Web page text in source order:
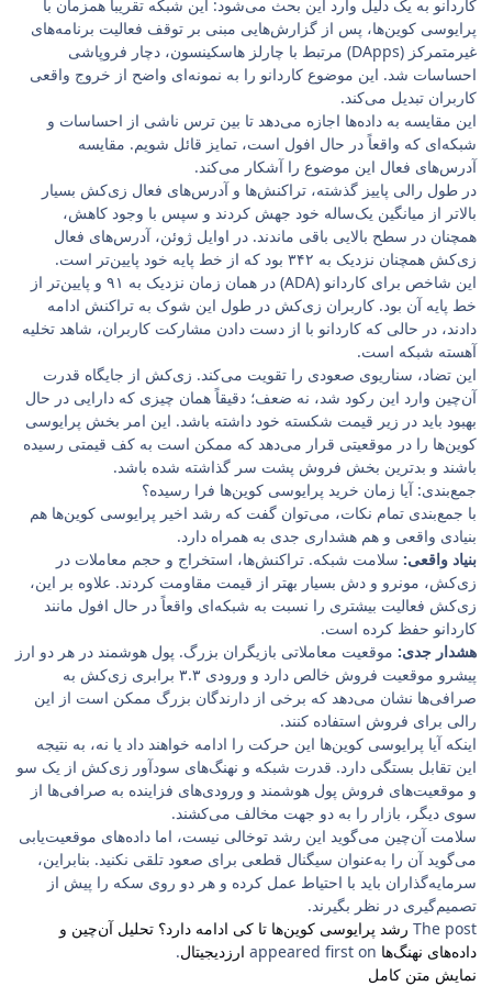
کاردانو به یک دلیل وارد این بحث می‌شود: این شبکه تقریباً همزمان با
پرایوسی کوین‌ها، پس از گزارش‌هایی مبنی بر توقف فعالیت برنامه‌های
غیرمتمرکز (DApps) مرتبط با چارلز هاسکینسون، دچار فروپاشی
احساسات شد. این موضوع کاردانو را به نمونه‌ای واضح از خروج واقعی
کاربران تبدیل می‌کند.
این مقایسه به داده‌ها اجازه می‌دهد تا بین ترس ناشی از احساسات و
شبکه‌ای که واقعاً در حال افول است، تمایز قائل شویم. مقایسه
آدرس‌های فعال این موضوع را آشکار می‌کند.
در طول رالی پاییز گذشته، تراکنش‌ها و آدرس‌های فعال زی‌کش بسیار
بالاتر از میانگین یک‌ساله خود جهش کردند و سپس با وجود کاهش،
همچنان در سطح بالایی باقی ماندند. در اوایل ژوئن، آدرس‌های فعال
زی‌کش همچنان نزدیک به ۳۴۲ بود که از خط پایه خود پایین‌تر است.
این شاخص برای کاردانو (ADA) در همان زمان نزدیک به ۹۱ و پایین‌تر از
خط پایه آن بود. کاربران زی‌کش در طول این شوک به تراکنش ادامه
دادند، در حالی که کاردانو با از دست دادن مشارکت کاربران، شاهد تخلیه
آهسته شبکه است.
این تضاد، سناریوی صعودی را تقویت می‌کند. زی‌کش از جایگاه قدرت
آن‌چین وارد این رکود شد، نه ضعف؛ دقیقاً همان چیزی که دارایی در حال
بهبود باید در زیر قیمت شکسته خود داشته باشد. این امر بخش پرایوسی
کوین‌ها را در موقعیتی قرار می‌دهد که ممکن است به کف قیمتی رسیده
باشند و بدترین بخش فروش پشت سر گذاشته شده باشد.
جمع‌بندی: آیا زمان خرید پرایوسی کوین‌ها فرا رسیده؟
با جمع‌بندی تمام نکات، می‌توان گفت که رشد اخیر پرایوسی کوین‌ها هم
بنیادی واقعی و هم هشداری جدی به همراه دارد.
بنیاد واقعی: سلامت شبکه. تراکنش‌ها، استخراج و حجم معاملات در
زی‌کش، مونرو و دش بسیار بهتر از قیمت مقاومت کردند. علاوه بر این،
زی‌کش فعالیت بیشتری را نسبت به شبکه‌ای واقعاً در حال افول مانند
کاردانو حفظ کرده است.
هشدار جدی: موقعیت معاملاتی بازیگران بزرگ. پول هوشمند در هر دو ارز
پیشرو موقعیت فروش خالص دارد و ورودی ۳.۳ برابری زی‌کش به
صرافی‌ها نشان می‌دهد که برخی از دارندگان بزرگ ممکن است از این
رالی برای فروش استفاده کنند.
اینکه آیا پرایوسی کوین‌ها این حرکت را ادامه خواهند داد یا نه، به نتیجه
این تقابل بستگی دارد. قدرت شبکه و نهنگ‌های سودآور زی‌کش از یک سو
و موقعیت‌های فروش پول هوشمند و ورودی‌های فزاینده به صرافی‌ها از
سوی دیگر، بازار را به دو جهت مخالف می‌کشند.
سلامت آن‌چین می‌گوید این رشد توخالی نیست، اما داده‌های موقعیت‌یابی
می‌گوید آن را به‌عنوان سیگنال قطعی برای صعود تلقی نکنید. بنابراین،
سرمایه‌گذاران باید با احتیاط عمل کرده و هر دو روی سکه را پیش از
تصمیم‌گیری در نظر بگیرند.
The post رشد پرایوسی کوین‌ها تا کی ادامه دارد؟ تحلیل آن‌چین و
داده‌های نهنگ‌ها
ارزدیجیتال.
نمایش متن کامل